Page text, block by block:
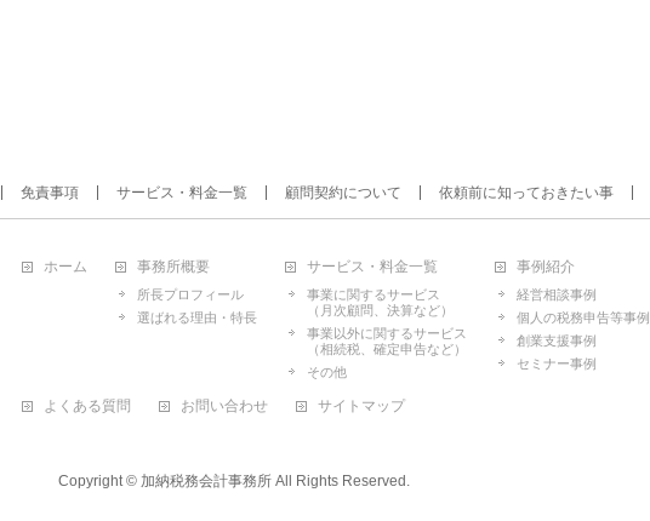
免責事項 サービス・料金一覧 顧問契約について 依頼前に知っておきたい事
ホーム 事務所概要
所長プロフィール
選ばれる理由・特長
サービス・料金一覧
事業に関するサービス
（月次顧問、決算など）
事業以外に関するサービス
（相続税、確定申告など）
その他
事例紹介
経営相談事例
個人の税務申告等事例
創業支援事例
セミナー事例
よくある質問 お問い合わせ サイトマップ
Copyright © 加納税務会計事務所 All Rights Reserved.